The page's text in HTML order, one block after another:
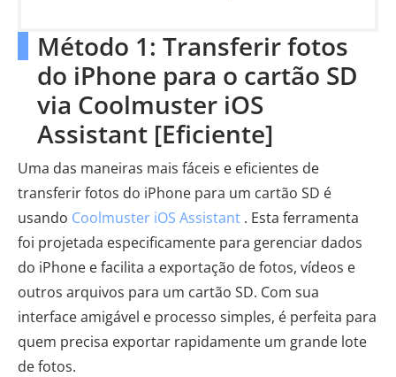
Método 1: Transferir fotos
do iPhone para o cartão SD
via Coolmuster iOS
Assistant [Eficiente]
Uma das maneiras mais fáceis e eficientes de
transferir fotos do iPhone para um cartão SD é
usando Coolmuster iOS Assistant . Esta ferramenta
foi projetada especificamente para gerenciar dados
do iPhone e facilita a exportação de fotos, vídeos e
outros arquivos para um cartão SD. Com sua
interface amigável e processo simples, é perfeita para
quem precisa exportar rapidamente um grande lote
de fotos.